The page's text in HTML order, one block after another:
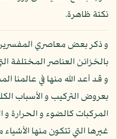
نكتة ظاهرة.
و ذكر بعض معاصري
بالخزائن العناصر المختلفة
و قد أعد الله منها في عالمنا
بعروض التركيب و الأسباب
المركبات كالضوء و الحرارة و
غيرها التي تتكون منها الأشياء